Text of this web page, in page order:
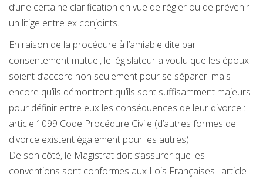
d’une certaine clarification en vue de régler ou de prévenir
un litige entre ex conjoints.
En raison de la procédure à l’amiable dite par
consentement mutuel, le législateur a voulu que les époux
soient d’accord non seulement pour se séparer. mais
encore qu’ils démontrent qu’ils sont suffisamment majeurs
pour définir entre eux les conséquences de leur divorce :
article 1099 Code Procédure Civile (d’autres formes de
divorce existent également pour les autres).
De son côté, le Magistrat doit s’assurer que les
conventions sont conformes aux Lois Françaises : article